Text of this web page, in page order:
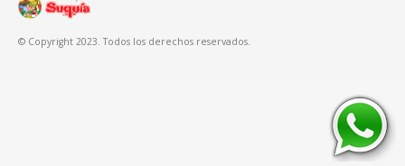
© Copyright 2023. Todos los derechos reservados.